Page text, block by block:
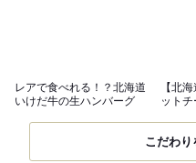
レアで食べれる！？北海道
いけだ牛の生ハンバーグ
【北
ットチ
こだわり